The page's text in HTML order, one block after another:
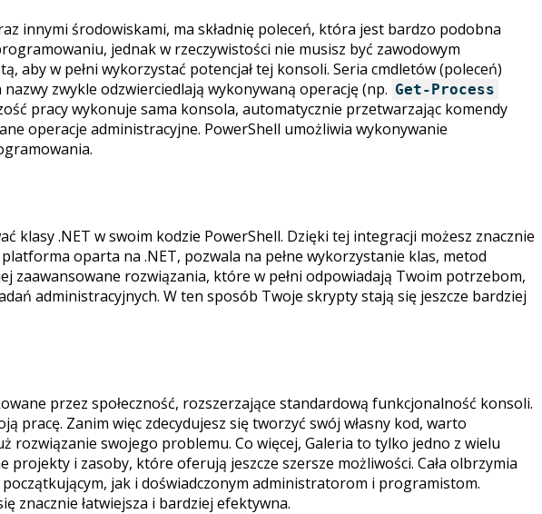
innymi środowiskami, ma składnię poleceń, która jest bardzo podobna
jednak w rzeczywistości nie musisz być zawodowym
aby w pełni wykorzystać potencjał tej konsoli. Seria cmdletów (poleceń)
zwykle odzwierciedlają wykonywaną operację (np. Get-Process
pracy wykonuje sama konsola, automatycznie przetwarzając komendy
operacje administracyjne. PowerShell umożliwia wykonywanie
klasy .NET w swoim kodzie PowerShell. Dzięki tej integracji możesz znacznie
oparta na .NET, pozwala na pełne wykorzystanie klas, metod
rozwiązania, które w pełni odpowiadają Twoim potrzebom,
administracyjnych. W ten sposób Twoje skrypty stają się jeszcze bardziej
przez społeczność, rozszerzające standardową funkcjonalność konsoli.
pracę. Zanim więc zdecydujesz się tworzyć swój własny kod, warto
rozwiązanie swojego problemu. Co więcej, Galeria to tylko jedno z wielu
i zasoby, które oferują jeszcze szersze możliwości. Cała olbrzymia
jak i doświadczonym administratorom i programistom.
znacznie łatwiejsza i bardziej efektywna.